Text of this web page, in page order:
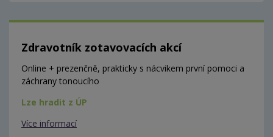
Zdravotník zotavovacích akcí
Online + prezenčně, prakticky s nácvikem první pomoci a
záchrany tonoucího
Lze hradit z ÚP
Více informací